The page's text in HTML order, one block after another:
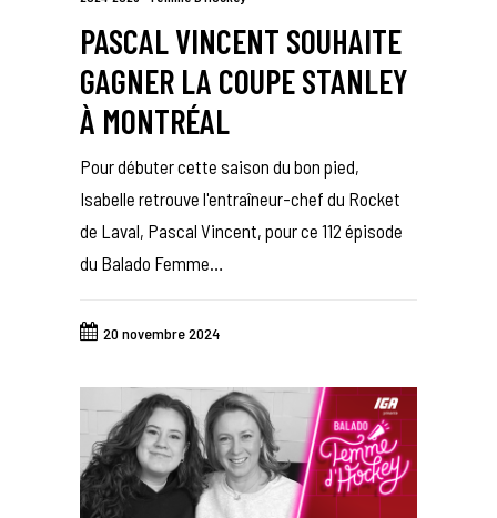
PASCAL VINCENT SOUHAITE
GAGNER LA COUPE STANLEY
À MONTRÉAL
Pour débuter cette saison du bon pied,
Isabelle retrouve l'entraîneur-chef du Rocket
de Laval, Pascal Vincent, pour ce 112 épisode
du Balado Femme…
20 novembre 2024